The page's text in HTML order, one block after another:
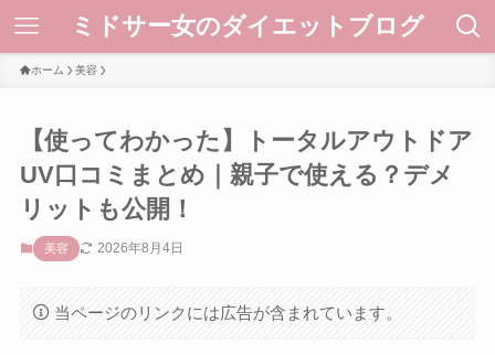
ミドサー女のダイエットブログ
ホーム 美容
【使ってわかった】トータルアウトドア
UV口コミまとめ｜親子で使える？デメ
リットも公開！
美容 2026年8月4日
当ページのリンクには広告が含まれています。